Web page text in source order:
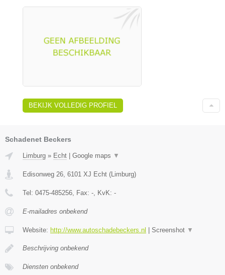
BEKIJK VOLLEDIG PROFIEL
Schadenet Beckers
Limburg » Echt | Google maps ▼
Edisonweg 26 6101 XJ Echt (Limburg)
Tel: 0475-485256 , Fax: - , KvK: -
E-mailadres onbekend
Website: http://www.autoschadebeckers.nl | Screenshot ▼
Beschrijving onbekend
Diensten onbekend